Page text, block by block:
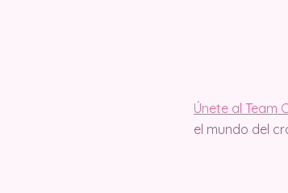
Únete al Team
el mundo del